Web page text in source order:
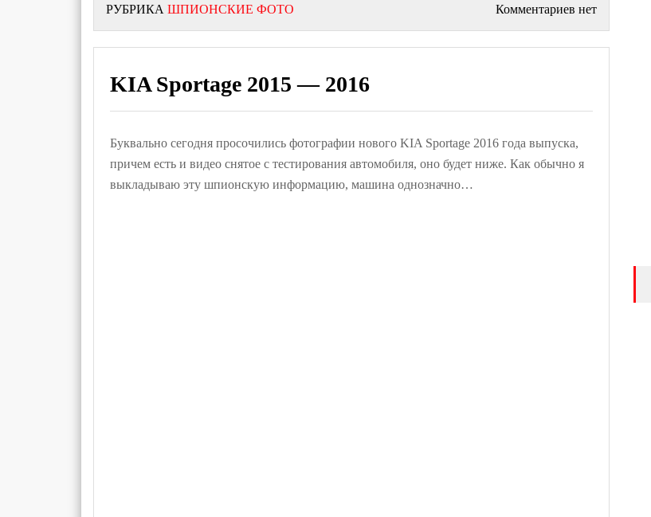
РУБРИКА ШПИОНСКИЕ ФОТО Комментариев нет
KIA Sportage 2015 — 2016
Буквально сегодня просочились фотографии нового KIA Sportage 2016 года выпуска,
причем есть и видео снятое с тестирования автомобиля, оно будет ниже. Как обычно я
выкладываю эту шпионскую информацию, машина однозначно…